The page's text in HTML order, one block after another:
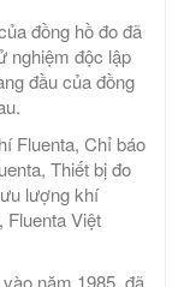
đồng hồ đo đã
nghiệm độc lập
đầu của đồng
Fluenta, Chỉ báo
Thiết bị đo
lượng khí
Fluenta Việt
năm 1985, đã